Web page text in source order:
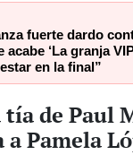
fuerte dardo
‘La granja
en la final”
tía de Paul
Pamela